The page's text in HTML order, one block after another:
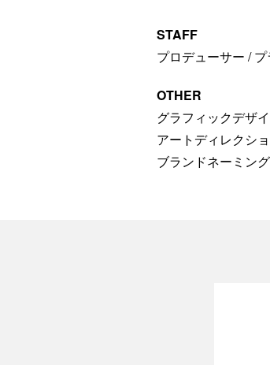
STAFF
プロデューサー /
OTHER
グラフィックデザ
アートディレクシ
ブランドネーミン